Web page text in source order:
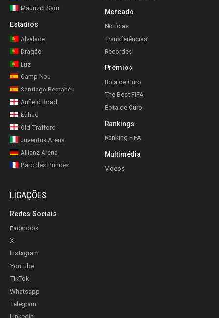
Maurizio Sarri
Estádios
Alvalade
Dragão
Luz
Camp Nou
Santiago Bernabéu
Anfield Road
Etihad
Old Trafford
Juventus Arena
Allianz Arena
Parc des Princes
Mercado
Notícias
Transferências
Recordes
Prémios
Bola de Ouro
The Best FIFA
Bota de Ouro
Rankings
Ranking FIFA
Multimédia
Vídeos
LIGAÇÕES
Redes Sociais
Facebook
X
Instagram
Youtube
TikTok
Whatsapp
Telegram
Linkedin